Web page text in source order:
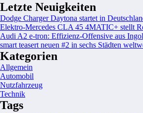
Letzte Neuigkeiten
Dodge Charger Daytona startet in
Elektro-Mercedes CLA 45 4MATIC+ stellt
Audi A2 e-tron: Effizienz-Offensive aus
smart teasert neuen #2 in sechs Städten
Kategorien
Allgemein
Automobil
Nutzfahrzeug
Technik
Tags